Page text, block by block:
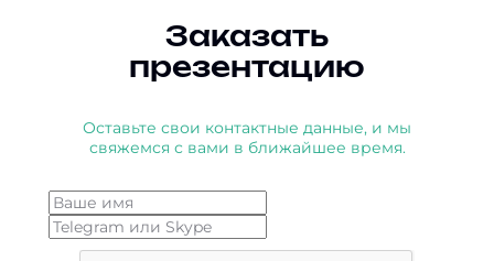
Заказать
презентацию
Оставьте свои контактные данные, и мы
свяжемся с вами в ближайшее время.